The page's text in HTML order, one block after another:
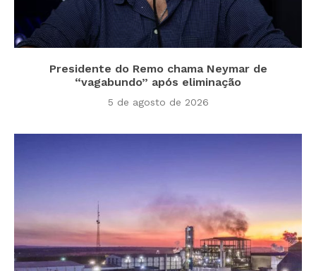
Presidente do Remo chama Neymar de
“vagabundo” após eliminação
5 de agosto de 2026